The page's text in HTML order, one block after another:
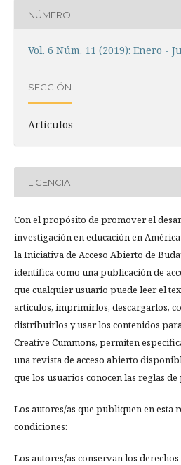
NÚMERO
Vol. 6 Núm. 11 (2019): Enero -
SECCIÓN
Artículos
LICENCIA
Con el propósito de promover el
investigación en educación en
la Iniciativa de Acceso Abierto de
identifica como una publicación de
que cualquier usuario puede leer el
artículos, imprimirlos, descargarlos,
distribuirlos y usar los contenidos
Creative Cummons, permiten
una revista de acceso abierto
que los usuarios conocen las reglas
Los autores/as que publiquen en esta
condiciones:
Los autores/as conservan los